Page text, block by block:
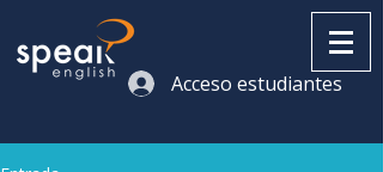
Acceso estudiantes